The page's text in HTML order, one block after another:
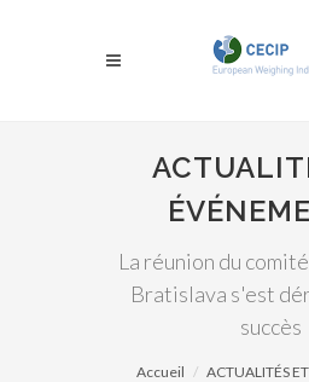
La réunion du
Bratislava s'est
succès
Accueil
ACTUALITÉS